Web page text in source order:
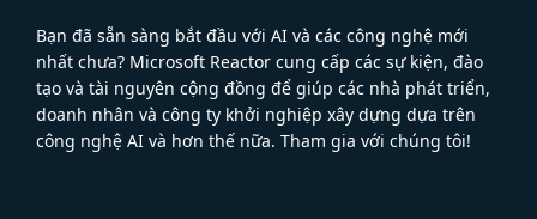
Bạn đã sẵn sàng bắt đầu với AI và các công nghệ mới
nhất chưa? Microsoft Reactor cung cấp các sự kiện, đào
tạo và tài nguyên cộng đồng để giúp các nhà phát triển,
doanh nhân và công ty khởi nghiệp xây dựng dựa trên
công nghệ AI và hơn thế nữa. Tham gia với chúng tôi!